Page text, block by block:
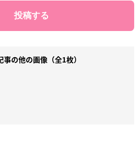
事の他の画像（全1枚）